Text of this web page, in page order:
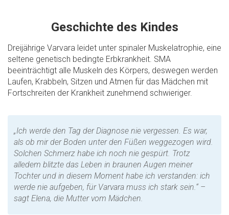
Geschichte des Kindes
Dreijährige Varvara leidet unter spinaler Muskelatrophie, eine
seltene genetisch bedingte Erbkrankheit. SMA
beeinträchtigt alle Muskeln des Körpers, deswegen werden
Laufen, Krabbeln, Sitzen und Atmen für das Mädchen mit
Fortschreiten der Krankheit zunehmend schwieriger.
„Ich werde den Tag der Diagnose nie vergessen. Es war,
als ob mir der Boden unter den Füßen weggezogen wird.
Solchen Schmerz habe ich noch nie gespürt. Trotz
alledem blitzte das Leben in braunen Augen meiner
Tochter und in diesem Moment habe ich verstanden: ich
werde nie aufgeben, für Varvara muss ich stark sein.“ –
sagt Elena, die Mutter vom Mädchen.